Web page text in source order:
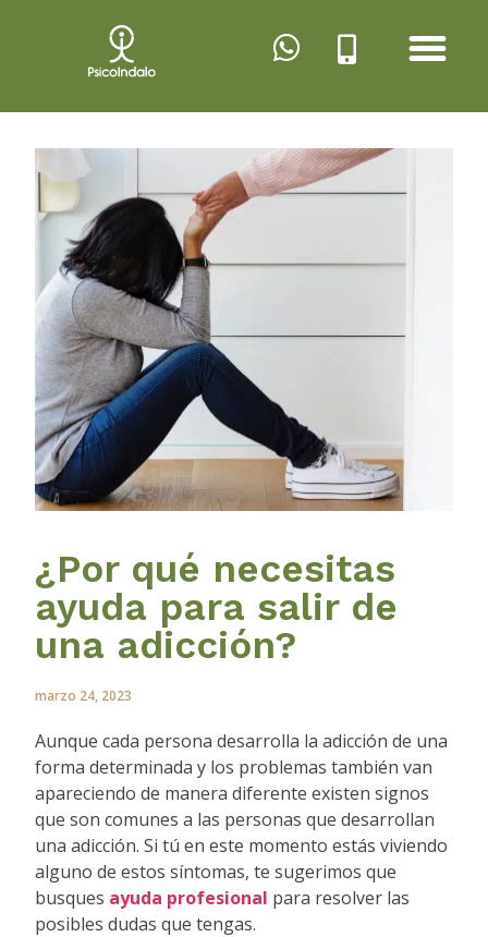
¿Por qué necesitas
ayuda para salir de
una adicción?
marzo 24, 2023
Aunque cada persona desarrolla la adicción de una
forma determinada y los problemas también van
apareciendo de manera diferente existen signos
que son comunes a las personas que desarrollan
una adicción. Si tú en este momento estás viviendo
alguno de estos síntomas, te sugerimos que
busques ayuda profesional para resolver las
posibles dudas que tengas.